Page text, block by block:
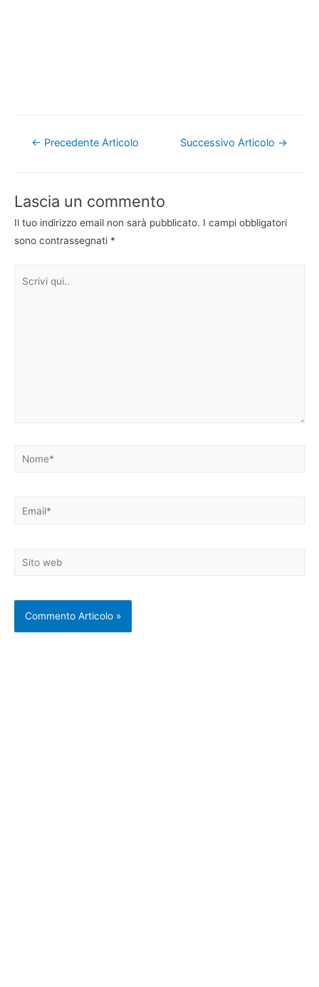
Navigazione
← Precedente Articolo Successivo Articolo →
Lascia un commento
Il tuo indirizzo email non sarà pubblicato. I campi obbligatori
sono contrassegnati *
Nome*
Email*
Sito